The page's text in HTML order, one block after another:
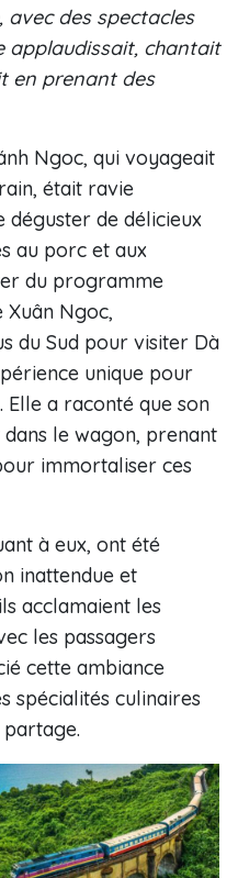
des spectacles
applaudissait, chantait
en prenant des
Ngoc, qui voyageait
était ravie
déguster de délicieux
au porc et aux
du programme
Xuân Ngoc,
du Sud pour visiter Dà
unique pour
a raconté que son
le wagon, prenant
immortaliser ces
à eux, ont été
inattendue et
acclamaient les
les passagers
cette ambiance
spécialités culinaires